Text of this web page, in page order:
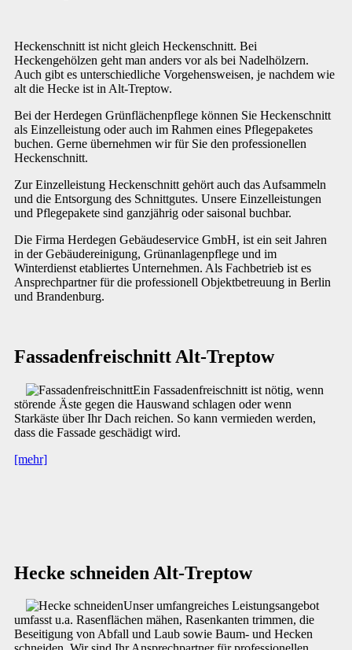
Heckenschnitt ist nicht gleich Heckenschnitt. Bei
Heckengehölzen geht man anders vor als bei Nadelhölzern.
Auch gibt es unterschiedliche Vorgehensweisen, je nachdem wie
alt die Hecke ist in Alt-Treptow.
Bei der Herdegen Grünflächenpflege können Sie Heckenschnitt
als Einzelleistung oder auch im Rahmen eines Pflegepaketes
buchen. Gerne übernehmen wir für Sie den professionellen
Heckenschnitt.
Zur Einzelleistung Heckenschnitt gehört auch das Aufsammeln
und die Entsorgung des Schnittgutes. Unsere Einzelleistungen
und Pflegepakete sind ganzjährig oder saisonal buchbar.
Die Firma Herdegen Gebäudeservice GmbH, ist ein seit Jahren
in der Gebäudereinigung, Grünanlagenpflege und im
Winterdienst etabliertes Unternehmen. Als Fachbetrieb ist es
Ansprechpartner für die professionell Objektbetreuung in Berlin
und Brandenburg.
Fassadenfreischnitt Alt-Treptow
Ein Fassadenfreischnitt ist nötig, wenn
störende Äste gegen die Hauswand schlagen oder wenn
Starkäste über Ihr Dach reichen. So kann vermieden werden,
dass die Fassade geschädigt wird.
[mehr]
Hecke schneiden Alt-Treptow
Unser umfangreiches Leistungsangebot
umfasst u.a. Rasenflächen mähen, Rasenkanten trimmen, die
Beseitigung von Abfall und Laub sowie Baum- und Hecken